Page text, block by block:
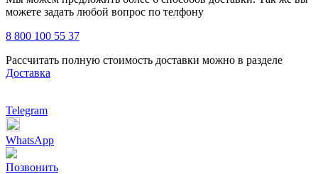
можете задать любой вопрос по телфону
8 800 100 55 37
Рассчитать полную стоимость доставки можно в разделе
Доставка
Telegram
WhatsApp
Позвонить